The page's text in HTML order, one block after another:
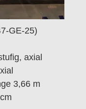
GE-25)
axial
3,66 m